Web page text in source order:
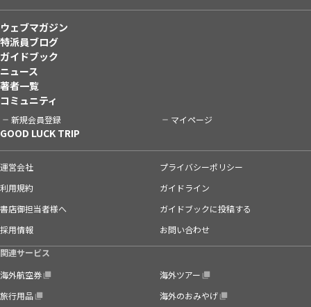
ウェブマガジン
特派員ブログ
ガイドブック
ニュース
著者一覧
コミュニティ
新規会員登録 マイページ
GOOD LUCK TRIP
運営会社
プライバシーポリシー
利用規約
ガイドライン
書店御担当者様へ
ガイドブックに投稿する
採用情報
お問い合わせ
関連サービス
海外航空券
海外ツアー
旅行用品
海外のおみやげ